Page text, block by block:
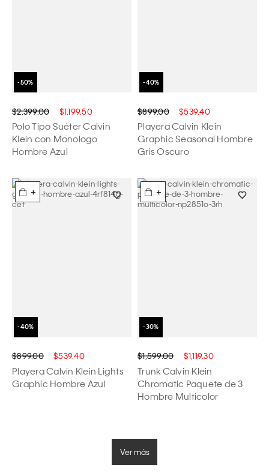
$2,399.00 $1,199.50
Polo Tipo Suéter Calvin
Klein con Monologo
Hombre Azul
$899.00 $539.40
Playera Calvin Klein
Graphic Seasonal Hombre
Gris Oscuro
+
$899.00 $539.40
Playera Calvin Klein Lights
Graphic Hombre Azul
+
$1,599.00 $1,119.30
Trunk Calvin Klein
Chromatic Paquete de 3
Hombre Multicolor
Ver más